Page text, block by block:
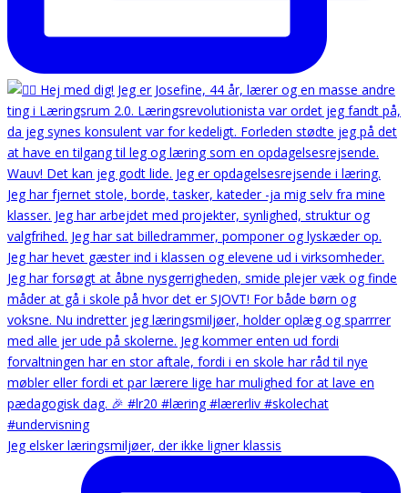
Jeg elsker læringsmiljøer, der ikke ligner klassis